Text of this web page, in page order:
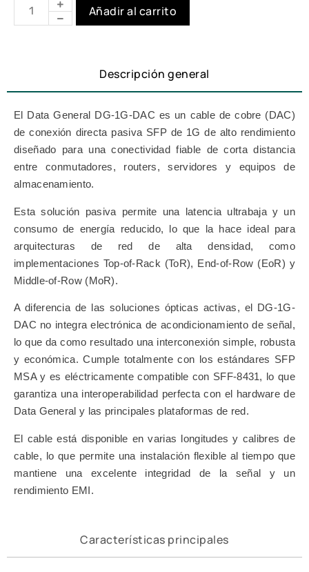
Añadir al carrito
Descripción general
Características principales
El Data General DG-1G-DAC es un cable de cobre (DAC)
de conexión directa pasiva SFP de 1G de alto rendimiento
diseñado para una conectividad fiable de corta distancia
entre conmutadores, routers, servidores y equipos de
almacenamiento.
Esta solución pasiva permite una latencia ultrabaja y un
consumo de energía reducido, lo que la hace ideal para
arquitecturas de red de alta densidad, como
implementaciones Top-of-Rack (ToR), End-of-Row (EoR) y
Middle-of-Row (MoR).
A diferencia de las soluciones ópticas activas, el DG-1G-
DAC no integra electrónica de acondicionamiento de señal,
lo que da como resultado una interconexión simple, robusta
y económica. Cumple totalmente con los estándares SFP
MSA y es eléctricamente compatible con SFF-8431, lo que
garantiza una interoperabilidad perfecta con el hardware de
Data General y las principales plataformas de red.
El cable está disponible en varias longitudes y calibres de
cable, lo que permite una instalación flexible al tiempo que
mantiene una excelente integridad de la señal y un
rendimiento EMI.